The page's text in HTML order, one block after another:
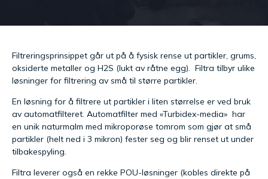
Filtreringsprinsippet går ut på å fysisk rense ut partikler, grums,
oksiderte metaller og H2S (lukt av råtne egg). Filtra tilbyr ulike
løsninger for filtrering av små til større partikler.
En løsning for å filtrere ut partikler i liten størrelse er ved bruk
av automatfilteret. Automatfilter med «Turbidex-media» har
en unik naturmalm med mikroporøse tomrom som gjør at små
partikler (helt ned i 3 mikron) fester seg og blir renset ut under
tilbakespyling.
Filtra leverer også en rekke POU-løsninger (kobles direkte på